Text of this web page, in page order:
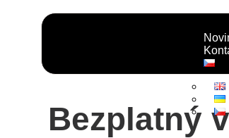
Bezplatný